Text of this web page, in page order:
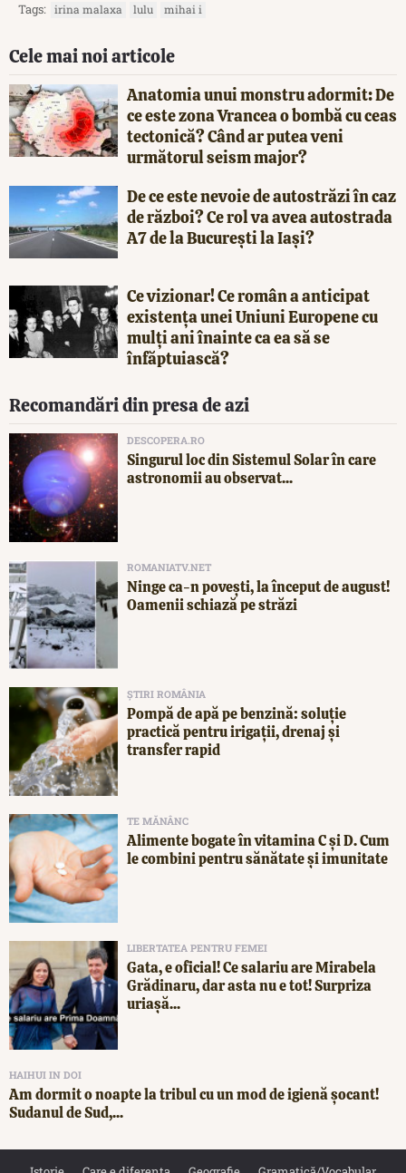
Tags: irina malaxa lulu mihai i
Cele mai noi articole
Anatomia unui monstru adormit: De
ce este zona Vrancea o bombă cu ceas
tectonică? Când ar putea veni
următorul seism major?
De ce este nevoie de autostrăzi în caz
de război? Ce rol va avea autostrada
A7 de la București la Iași?
Ce vizionar! Ce român a anticipat
existența unei Uniuni Europene cu
mulți ani înainte ca ea să se
înfăptuiască?
Recomandări din presa de azi
DESCOPERA.RO
Singurul loc din Sistemul Solar în care
astronomii au observat...
ROMANIATV.NET
Ninge ca-n povești, la început de august!
Oamenii schiază pe străzi
ȘTIRI ROMÂNIA
Pompă de apă pe benzină: soluție
practică pentru irigații, drenaj și
transfer rapid
TE MĂNÂNC
Alimente bogate în vitamina C și D. Cum
le combini pentru sănătate și imunitate
LIBERTATEA PENTRU FEMEI
Gata, e oficial! Ce salariu are Mirabela
Grădinaru, dar asta nu e tot! Surpriza
uriașă...
HAIHUI IN DOI
Am dormit o noapte la tribul cu un mod de igienă șocant!
Sudanul de Sud,...